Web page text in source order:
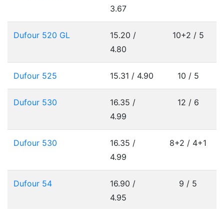
3.67
Dufour 520 GL
15.20 /
4.80
10+2 / 5
Dufour 525 15.31 / 4.90 10 / 5
Dufour 530
16.35 /
4.99
12 / 6
Dufour 530
16.35 /
4.99
8+2 / 4+1
Dufour 54
16.90 /
4.95
9 / 5